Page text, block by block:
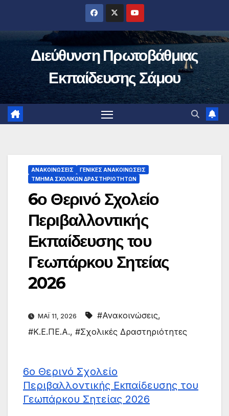
περιεχόμενο
Διεύθυνση Πρωτοβάθμιας
Εκπαίδευσης Σάμου
ΑΝΑΚΟΙΝΏΣΕΙΣ
ΓΕΝΙΚΈΣ ΑΝΑΚΟΙΝΏΣΕΙΣ
ΤΜΉΜΑ ΣΧΟΛΙΚΏΝ ΔΡΑΣΤΗΡΙΟΤΉΤΩΝ
6ο Θερινό Σχολείο
Περιβαλλοντικής
Εκπαίδευσης του
Γεωπάρκου Σητείας
2026
ΜΆΙ 11, 2026 #Ανακοινώσεις,
#Κ.Ε.ΠΕ.Α., #Σχολικές Δραστηριότητες
6ο Θερινό Σχολείο
Περιβαλλοντικής Εκπαίδευσης του
Γεωπάρκου Σητείας 2026